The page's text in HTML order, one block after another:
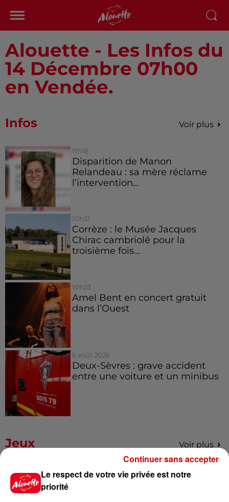
Alouette - Les Infos du
14 Décembre 07h00
en Vendée.
Infos Voir plus
11h18
Disparition de Manon
Relandeau : sa mère réclame
l’intervention...
10h31
Corrèze : le Musée Jacques
Chirac cambriolé pour la
troisième fois...
10h23
Amel Bent en concert gratuit
dans l’Ouest
5 août 2026
Deux-Sèvres : grave accident
entre une voiture et un minibus
Jeux Voir plus
Gagnez vos places pour le
Festival du Roi Arthur 2026 !
Le respect de votre vie privée est notre
priorité
Continuer sans accepter